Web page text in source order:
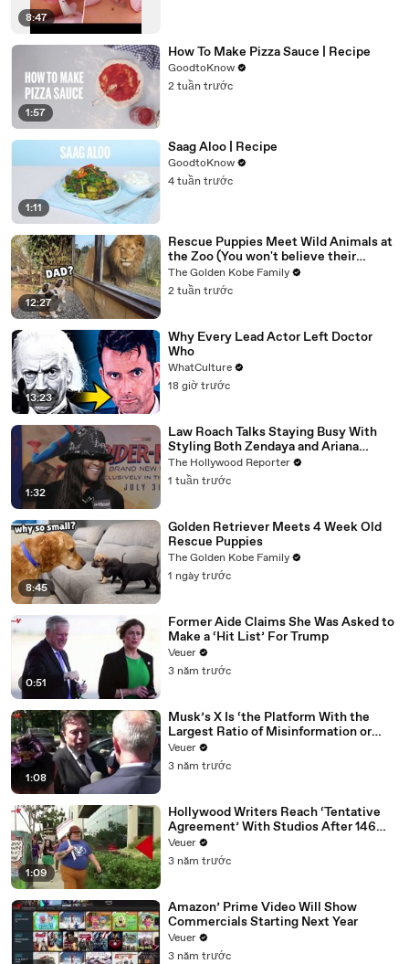
8:47
1:57
How To Make Pizza Sauce | Recipe
GoodtoKnow
2 tuần trước
1:11
Saag Aloo | Recipe
GoodtoKnow
4 tuần trước
12:27
Rescue Puppies Meet Wild Animals at
the Zoo (You won't believe their
reaction)
The Golden Kobe Family
2 tuần trước
13:23
Why Every Lead Actor Left Doctor
Who
WhatCulture
18 giờ trước
1:32
Law Roach Talks Staying Busy With
Styling Both Zendaya and Ariana
Grande | THR Video
The Hollywood Reporter
1 tuần trước
8:45
Golden Retriever Meets 4 Week Old
Rescue Puppies
The Golden Kobe Family
1 ngày trước
0:51
Former Aide Claims She Was Asked to
Make a ‘Hit List’ For Trump
Veuer
3 năm trước
1:08
Musk’s X Is ‘the Platform With the
Largest Ratio of Misinformation or
Disinformation’ Amongst All Social
Media Platforms
Veuer
3 năm trước
1:09
Hollywood Writers Reach ‘Tentative
Agreement’ With Studios After 146
Day Strike
Veuer
3 năm trước
Amazon’ Prime Video Will Show
Commercials Starting Next Year
Veuer
3 năm trước